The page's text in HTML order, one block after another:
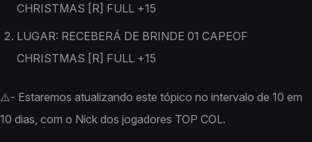
CHRISTMAS [R] FULL +15
LUGAR: RECEBERÁ DE BRINDE 01 CAPEOF
CHRISTMAS [R] FULL +15
⚠️- Estaremos atualizando este tópico no intervalo de 10 em
10 dias, com o Nick dos jogadores TOP COL.